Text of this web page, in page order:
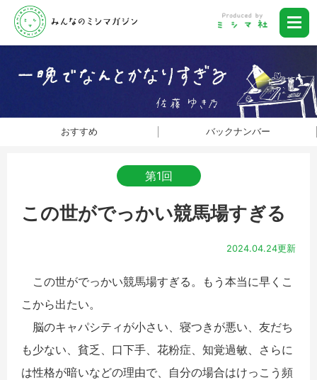
おすすめ バックナンバー
第1回
この世がでっかい競馬場すぎる
2024.04.24更新
この世がでっかい競馬場すぎる。もう本当に早くこ
こから出たい。
脳のキャパシティが小さい、寝つきが悪い、友だち
も少ない、貧乏、口下手、花粉症、知覚過敏、さらに
は性格が暗いなどの理由で、自分の場合はけっこう頻